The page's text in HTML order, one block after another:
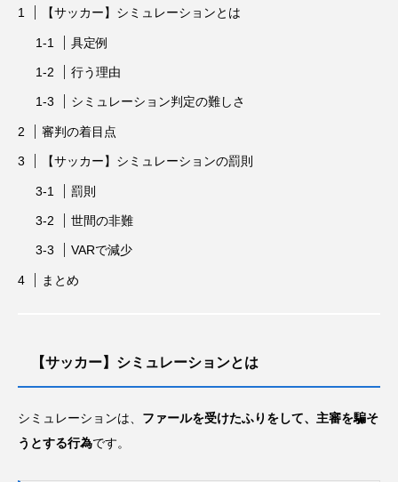
チケット チーム・スクール紹介
トップ選手への道のり
パリオリンピック
ブンデスリーガ マスコット
レジャー
力士
山口県岩国市
日本代表 日程 暑さ対策 柔道
種目 種類
【サッカー】シミュレーションとは
具定例
行う理由
シミュレーション判定の難しさ
審判の着目点
【サッカー】シミュレーションの罰則
罰則
世間の非難
VARで減少
まとめ
【サッカー】シミュレーションとは
シミュレーションは、 ファールを受けたふりをして、主審を騙そ
うとする行為です。